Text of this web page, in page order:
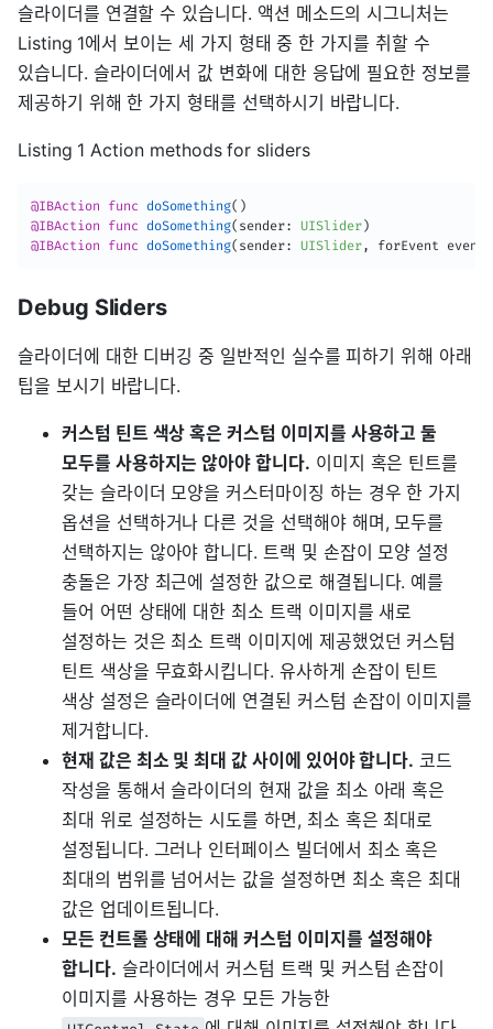
슬라이더를 연결할 수 있습니다. 액션 메소드의 시그니처는
Listing 1에서 보이는 세 가지 형태 중 한 가지를 취할 수
있습니다. 슬라이더에서 값 변화에 대한 응답에 필요한 정보를
제공하기 위해 한 가지 형태를 선택하시기 바랍니다.
Listing 1 Action methods for sliders
@IBAction func doSomething( )
@IBAction
func doSomething( sender: UISlider)
@IBAction
func doSomething( sender: UISlider, forEvent event
Debug Sliders
슬라이더에 대한 디버깅 중 일반적인 실수를 피하기 위해 아래
팁을 보시기 바랍니다.
커스텀 틴트 색상 혹은 커스텀 이미지를 사용하고 둘
모두를 사용하지는 않아야 합니다. 이미지 혹은 틴트를
갖는 슬라이더 모양을 커스터마이징 하는 경우 한 가지
옵션을 선택하거나 다른 것을 선택해야 해며, 모두를
선택하지는 않아야 합니다. 트랙 및 손잡이 모양 설정
충돌은 가장 최근에 설정한 값으로 해결됩니다. 예를
들어 어떤 상태에 대한 최소 트랙 이미지를 새로
설정하는 것은 최소 트랙 이미지에 제공했었던 커스텀
틴트 색상을 무효화시킵니다. 유사하게 손잡이 틴트
색상 설정은 슬라이더에 연결된 커스텀 손잡이 이미지를
제거합니다.
현재 값은 최소 및 최대 값 사이에 있어야 합니다. 코드
작성을 통해서 슬라이더의 현재 값을 최소 아래 혹은
최대 위로 설정하는 시도를 하면, 최소 혹은 최대로
설정됩니다. 그러나 인터페이스 빌더에서 최소 혹은
최대의 범위를 넘어서는 값을 설정하면 최소 혹은 최대
값은 업데이트됩니다.
모든 컨트롤 상태에 대해 커스텀 이미지를 설정해야
합니다. 슬라이더에서 커스텀 트랙 및 커스텀 손잡이
이미지를 사용하는 경우 모든 가능한